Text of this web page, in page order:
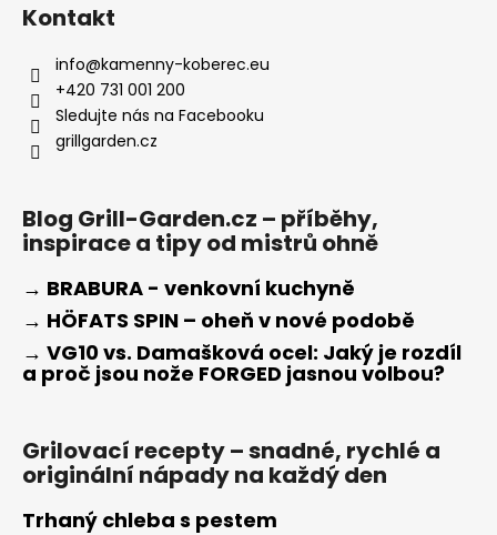
Kontakt
info@kamenny-koberec.eu
+420 731 001 200
Sledujte nás na Facebooku
grillgarden.cz
Blog Grill-Garden.cz – příběhy,
inspirace a tipy od mistrů ohně
→ BRABURA - venkovní kuchyně
→ HÖFATS SPIN – oheň v nové podobě
→ VG10 vs. Damašková ocel: Jaký je rozdíl
a proč jsou nože FORGED jasnou volbou?
Grilovací recepty – snadné, rychlé a
originální nápady na každý den
Trhaný chleba s pestem